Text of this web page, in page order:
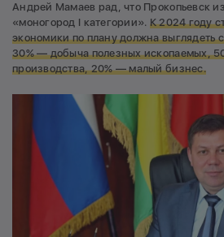
Андрей Мамаев рад, что Прокопьевск
«моногород I категории». К 2024 году
экономики по плану должна
30% — добыча полезных ископаемых,
производства, 20% — малый бизнес.